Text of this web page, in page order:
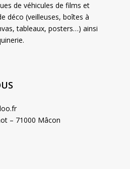
de véhicules de films et
déco (veilleuses, boîtes à
tableaux, posters…) ainsi
– 71000 Mâcon